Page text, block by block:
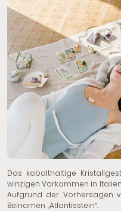
Das kobalthaltige
winzigen Vorkommen in
Aufgrund der Vorhersagen
Beinamen „Atlantisstein“.